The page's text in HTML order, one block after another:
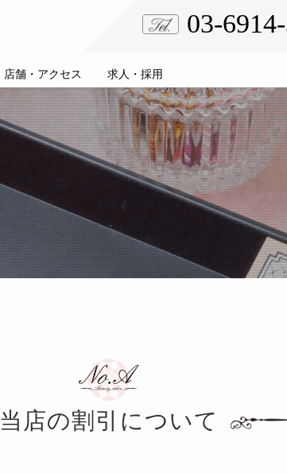
03-
店舗・アクセス 求人・採用
当店の割引について